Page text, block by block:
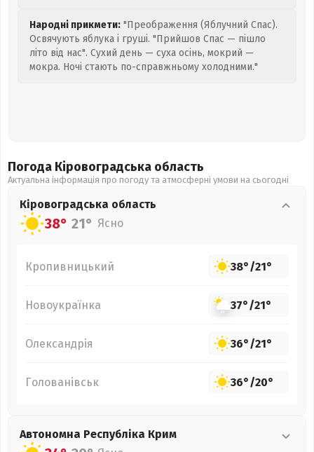
Народні прикмети: "Преображення (Яблучний Спас).
Освячують яблука і груші. "Прийшов Спас — пішло
літо від нас". Сухий день — суха осінь, мокрий —
мокра. Ночі стають по-справжньому холодними."
Погода Кіровоградська область
Актуальна інформація про погоду та атмосферні умови на сьогодні
Кіровоградська область
38° 21° Ясно
Кропивницький 38°/21°
Новоукраїнка 37°/21°
Олександрія 36°/21°
Голованівськ 36°/20°
Автономна Республіка Крим